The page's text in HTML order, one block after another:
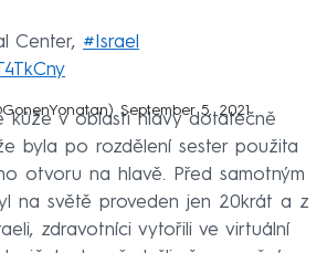
Center, #Israel
September 5, 2021
kůže v oblasti hlavy dotatečně
byla po rozdělení sester použita
otvoru na hlavě. Před samotným
na světě proveden jen 20krát a z
zdravotníci vytořili ve virtuální